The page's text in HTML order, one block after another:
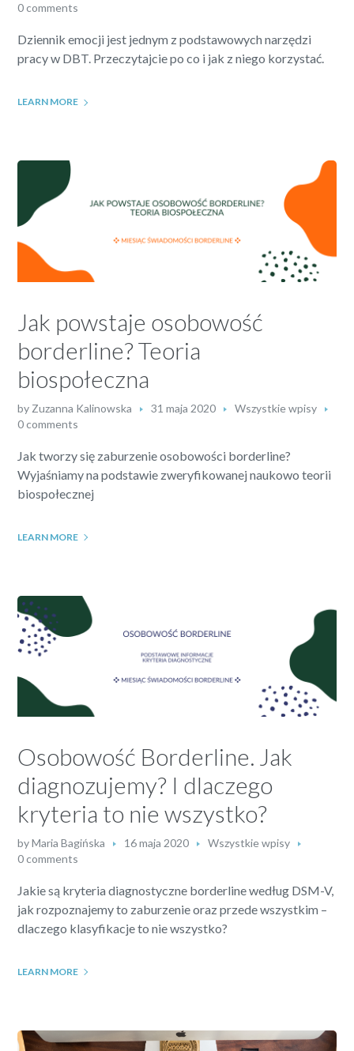
0 comments
Dziennik emocji jest jednym z podstawowych narzędzi
pracy w DBT. Przeczytajcie po co i jak z niego korzystać.
LEARN MORE
Jak powstaje osobowość
borderline? Teoria
biospołeczna
by Zuzanna Kalinowska 31 maja 2020
Wszystkie wpisy
0 comments
Jak tworzy się zaburzenie osobowości borderline?
Wyjaśniamy na podstawie zweryfikowanej naukowo teorii
biospołecznej
LEARN MORE
Osobowość Borderline. Jak
diagnozujemy? I dlaczego
kryteria to nie wszystko?
byMaria Bagińska 16 maja 2020
Wszystkie wpisy
0 comments
Jakie są kryteria diagnostyczne borderline według DSM-V,
jak rozpoznajemy to zaburzenie oraz przede wszystkim –
dlaczego klasyfikacje to nie wszystko?
LEARN MORE